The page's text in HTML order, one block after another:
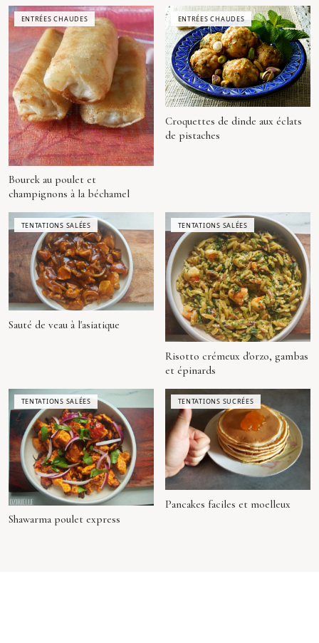
ENTRÉES CHAUDES
Bourek au poulet et
champignons à la béchamel
ENTRÉES CHAUDES
Croquettes de dinde aux éclats
de pistaches
TENTATIONS SALÉES
Sauté de veau à l'asiatique
TENTATIONS SALÉES
Risotto crémeux d'orzo, gambas
et épinards
TENTATIONS SALÉES
Shawarma poulet express
TENTATIONS SUCRÉES
Pancakes faciles et moelleux